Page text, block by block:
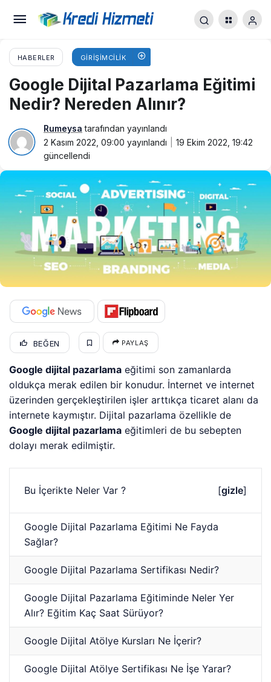
HABERLER GIRIŞIMCILIK
Google Dijital Pazarlama Eğitimi
Nedir? Nereden Alınır?
Rumeysa tarafından yayınlandı
2 Kasım 2022, 09:00 yayınlandı
19 Ekim 2022, 19:42
güncellendi
BEĞEN PAYLAŞ
Google dijital pazarlama eğitimi son zamanlarda
oldukça merak edilen bir konudur. İnternet ve internet
üzerinden gerçekleştirilen işler arttıkça ticaret alanı da
internete kaymıştır. Dijital pazarlama özellikle de
Google dijital pazarlama eğitimleri de bu sebepten
dolayı merak edilmiştir.
Bu İçerikte Neler Var ? [gizle]
Google Dijital Pazarlama Eğitimi Ne Fayda
Sağlar?
Google Dijital Pazarlama Sertifikası Nedir?
Google Dijital Pazarlama Eğitiminde Neler Yer
Alır? Eğitim Kaç Saat Sürüyor?
Google Dijital Atölye Kursları Ne İçerir?
Google Dijital Atölye Sertifikası Ne İşe Yarar?